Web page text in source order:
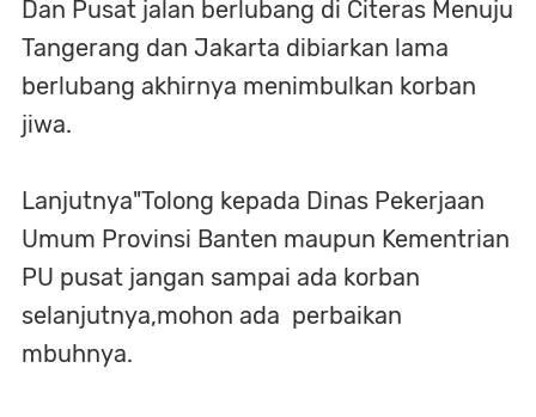
Dan Pusat jalan berlubang di Citeras Menuju
Tangerang dan Jakarta dibiarkan lama
berlubang akhirnya menimbulkan korban
jiwa.
Lanjutnya"Tolong kepada Dinas Pekerjaan
Umum Provinsi Banten maupun Kementrian
PU pusat jangan sampai ada korban
selanjutnya,mohon ada perbaikan
mbuhnya.